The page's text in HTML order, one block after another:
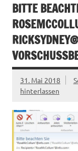
BITTE
31. Mai 2018
hinterlassen